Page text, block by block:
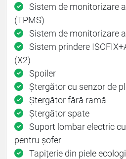
Sistem de monitorizare
(TPMS)
Sistem de monitorizare
Sistem prindere
(X2)
Spoiler
Ștergător cu senzor de
Ștergător fără ramă
Ștergător spate
Suport lombar electric
pentru șofer
Tapițerie din piele